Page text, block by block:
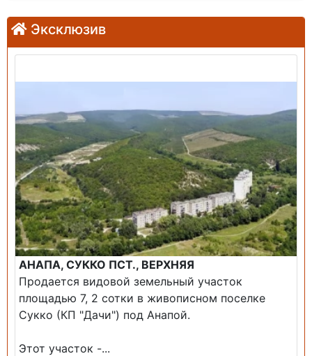
Эксклюзив
АНАПА, СУККО ПСТ., ВЕРХНЯЯ
Продается видовой земельный участок
площадью 7, 2 сотки в живописном поселке
Сукко (КП "Дачи") под Анапой.
Этот участок -...